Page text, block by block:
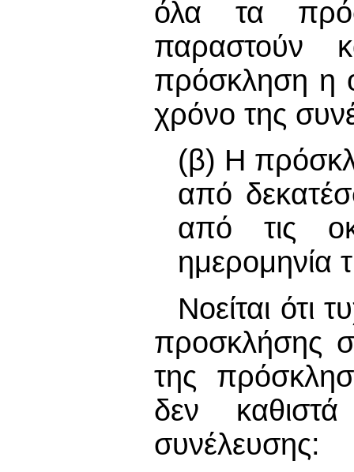
όλα τα
παραστούν
πρόσκληση η
χρόνο της
(β) Η
από
από τις
ημερομηνία
Νοείται ότι
προσκλήσης
της
δεν
συνέλευσης: